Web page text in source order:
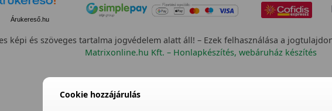
Árukereső.hu
képi és szöveges tartalma jogvédelem alatt áll! – Ezek felhasználása a
Matrixonline.hu Kft. – Honlapkészítés, webáruház készítés
Cookie hozzájárulás